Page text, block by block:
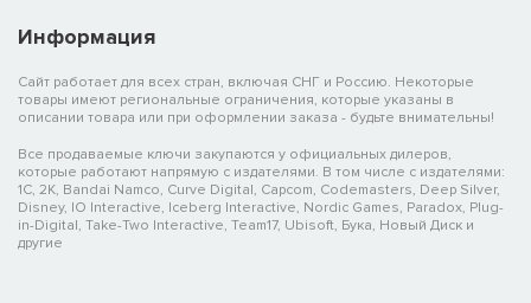
Информация
Сайт работает для всех стран, включая СНГ и Россию. Некоторые
товары имеют региональные ограничения, которые указаны в
описании товара или при оформлении заказа - будьте внимательны!
Все продаваемые ключи закупаются у официальных дилеров,
которые работают напрямую с издателями. В том числе с издателями:
1C, 2K, Bandai Namco, Curve Digital, Capcom, Codemasters, Deep Silver,
Disney, IO Interactive, Iceberg Interactive, Nordic Games, Paradox, Plug-
in-Digital, Take-Two Interactive, Team17, Ubisoft, Бука, Новый Диск и
другие